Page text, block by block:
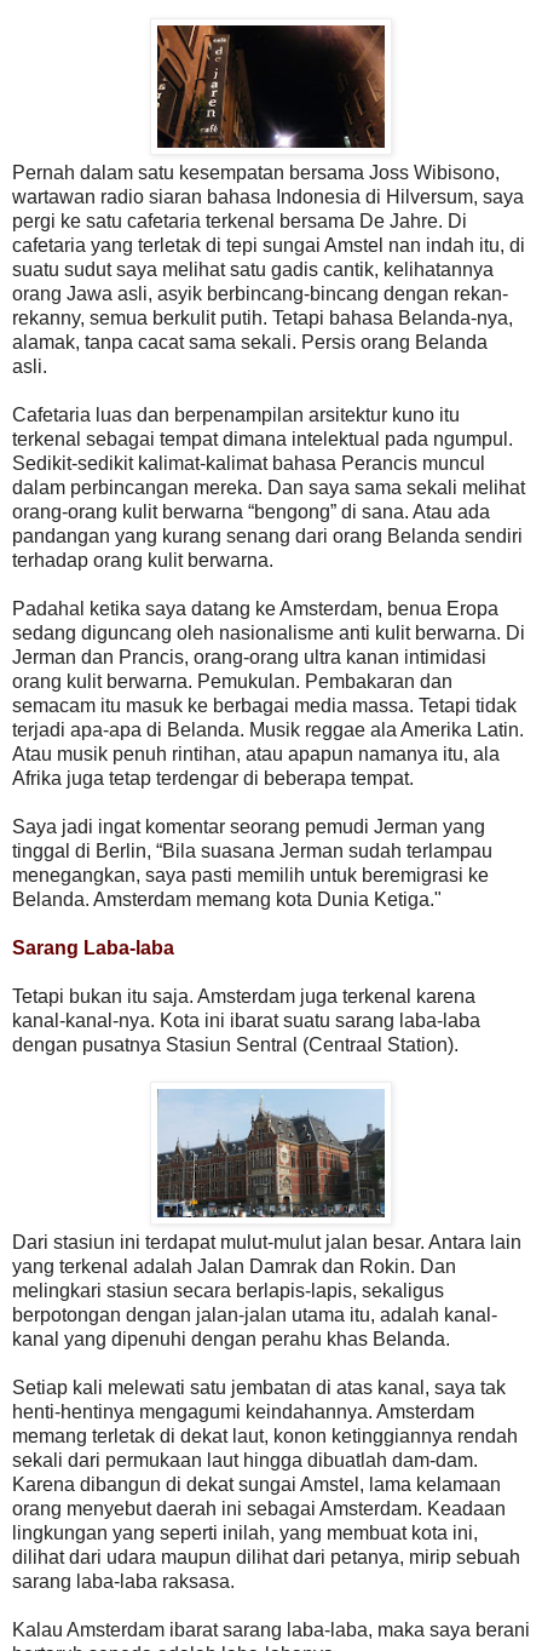
Pernah dalam satu kesempatan bersama Joss Wibisono,
wartawan radio siaran bahasa Indonesia di Hilversum, saya
pergi ke satu cafetaria terkenal bersama De Jahre. Di
cafetaria yang terletak di tepi sungai Amstel nan indah itu, di
suatu sudut saya melihat satu gadis cantik, kelihatannya
orang Jawa asli, asyik berbincang-bincang dengan rekan-
rekanny, semua berkulit putih. Tetapi bahasa Belanda-nya,
alamak, tanpa cacat sama sekali. Persis orang Belanda
asli.
Cafetaria luas dan berpenampilan arsitektur kuno itu
terkenal sebagai tempat dimana intelektual pada ngumpul.
Sedikit-sedikit kalimat-kalimat bahasa Perancis muncul
dalam perbincangan mereka. Dan saya sama sekali melihat
orang-orang kulit berwarna “bengong” di sana. Atau ada
pandangan yang kurang senang dari orang Belanda sendiri
terhadap orang kulit berwarna.
Padahal ketika saya datang ke Amsterdam, benua Eropa
sedang diguncang oleh nasionalisme anti kulit berwarna. Di
Jerman dan Prancis, orang-orang ultra kanan intimidasi
orang kulit berwarna. Pemukulan. Pembakaran dan
semacam itu masuk ke berbagai media massa. Tetapi tidak
terjadi apa-apa di Belanda. Musik reggae ala Amerika Latin.
Atau musik penuh rintihan, atau apapun namanya itu, ala
Afrika juga tetap terdengar di beberapa tempat.
Saya jadi ingat komentar seorang pemudi Jerman yang
tinggal di Berlin, “Bila suasana Jerman sudah terlampau
menegangkan, saya pasti memilih untuk beremigrasi ke
Belanda. Amsterdam memang kota Dunia Ketiga."
Sarang Laba-laba
Tetapi bukan itu saja. Amsterdam juga terkenal karena
kanal-kanal-nya. Kota ini ibarat suatu sarang laba-laba
dengan pusatnya Stasiun Sentral (Centraal Station).
Dari stasiun ini terdapat mulut-mulut jalan besar. Antara lain
yang terkenal adalah Jalan Damrak dan Rokin. Dan
melingkari stasiun secara berlapis-lapis, sekaligus
berpotongan dengan jalan-jalan utama itu, adalah kanal-
kanal yang dipenuhi dengan perahu khas Belanda.
Setiap kali melewati satu jembatan di atas kanal, saya tak
henti-hentinya mengagumi keindahannya. Amsterdam
memang terletak di dekat laut, konon ketinggiannya rendah
sekali dari permukaan laut hingga dibuatlah dam-dam.
Karena dibangun di dekat sungai Amstel, lama kelamaan
orang menyebut daerah ini sebagai Amsterdam. Keadaan
lingkungan yang seperti inilah, yang membuat kota ini,
dilihat dari udara maupun dilihat dari petanya, mirip sebuah
sarang laba-laba raksasa.
Kalau Amsterdam ibarat sarang laba-laba, maka saya berani